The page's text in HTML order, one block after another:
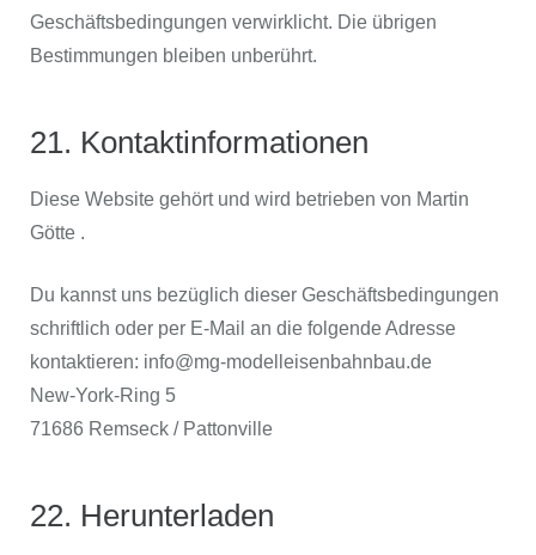
Geschäftsbedingungen verwirklicht. Die übrigen
Bestimmungen bleiben unberührt.
21. Kontaktinformationen
Diese Website gehört und wird betrieben von Martin
Götte .
Du kannst uns bezüglich dieser Geschäftsbedingungen
schriftlich oder per E-Mail an die folgende Adresse
kontaktieren: info@mg-modelleisenbahnbau.de
New-York-Ring 5
71686 Remseck / Pattonville
22. Herunterladen